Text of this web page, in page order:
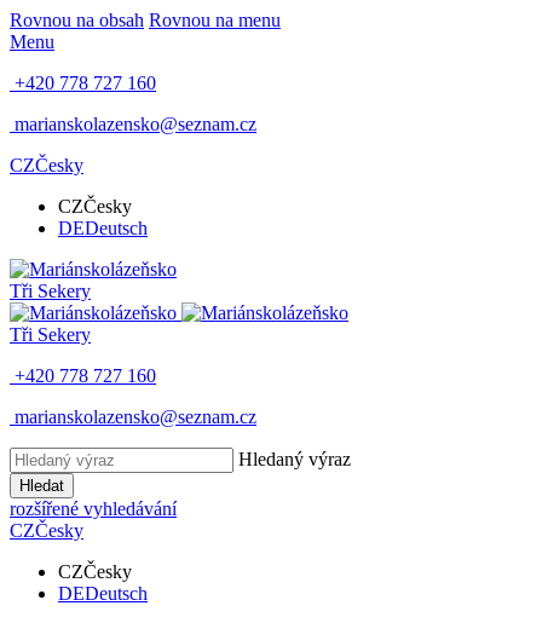
Rovnou na obsah Rovnou na menu
Menu
+420 778 727 160
marianskolazensko@seznam.cz
CZČesky
CZČesky
DEDeutsch
Tři Sekery
Tři Sekery
+420 778 727 160
marianskolazensko@seznam.cz
Hledaný výraz
Hledat
rozšířené vyhledávání
CZČesky
CZČesky
DEDeutsch